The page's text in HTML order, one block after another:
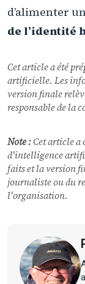
d’alimenter
de l’identité
Cet article a été
artificielle. Les
version finale
responsable de la
Note :Cet article a
d'intelligence
faits et la version
journaliste ou du
l'organisation.